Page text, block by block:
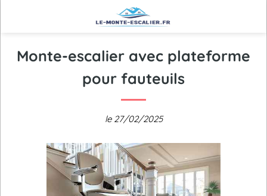
Monte-escalier avec plateforme
pour fauteuils
le 27/02/2025